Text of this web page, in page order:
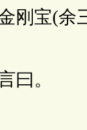
宝(余
。